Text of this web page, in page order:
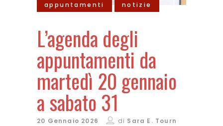
appuntamenti notizie
L’agenda degli
appuntamenti da
martedì 20 gennaio
a sabato 31
20 Gennaio 2026 di Sara E. Tourn